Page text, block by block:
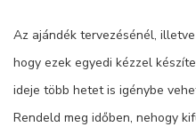
Az ajándék tervezésénél,
hogy ezek egyedi kézzel
ideje több hetet is igénybe
Rendeld meg időben, nehogy